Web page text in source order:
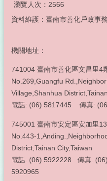
瀏覽人次： 2566
資料維護：臺南市善化戶政事
機關地址：
741004 臺南市善化區文昌里4
No.269,Guangfu
Village,Shanhua
電話: (06) 5817445 傳真:
745001 臺南市安定區安加里
No.443-
District,Tainan City,Taiwan
電話: (06) 5922228 傳真: (06)